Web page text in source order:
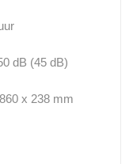
dB (45 dB)
x 238 mm